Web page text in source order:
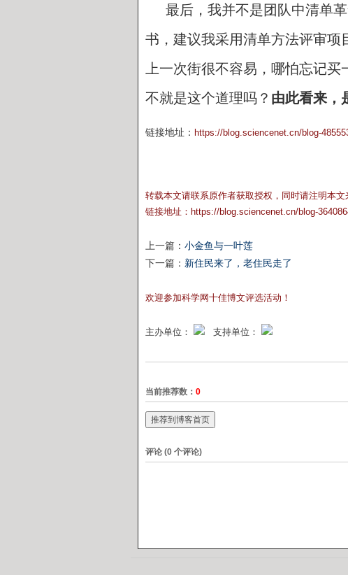
最后，我并不是团队中清单
书，建议我采用清单方法评审项
上一次街很不容易，哪怕忘记
不就是这个道理吗？ 由此看来，
链接地址： https://blog.sciencenet.cn/blog-
转载本文请联系原作者获取授权，同时请注明本文
链接地址： https://blog.sciencenet.cn/blog-
上一篇： 小金鱼与一叶莲
下一篇： 新住民来了，老住民走了
欢迎参加科学网十佳博文评选活动！
主办单位： 支持单位：
当前推荐数： 0
推荐到博客首页
评论 (0 个评论)